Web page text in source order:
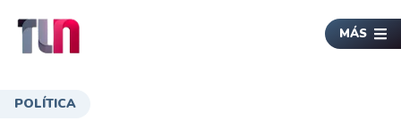
MÁS
POLÍTICA